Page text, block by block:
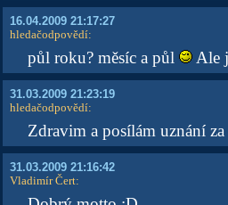
16.04.2009 21:17:27
hledačodpovědí:
půl roku? měsíc a půl Ale
31.03.2009 21:23:19
hledačodpovědí:
Zdravim a posílám uznání
31.03.2009 21:16:42
Vladimír Čert: